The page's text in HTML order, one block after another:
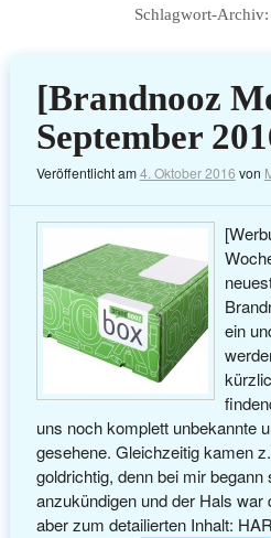
Schlagwort-Archiv:
[Brandnooz
September
Veröffentlicht am4. Oktober 2016 von
ein
uns noch komplett unbekannte
gesehene. Gleichzeitig kamen
goldrichtig, denn bei mir
anzukündigen und der Hals war
aber zum detailierten Inhalt: